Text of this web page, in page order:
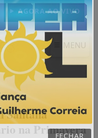
AGORA AO VIVO
MENU
Santana
na Primavera